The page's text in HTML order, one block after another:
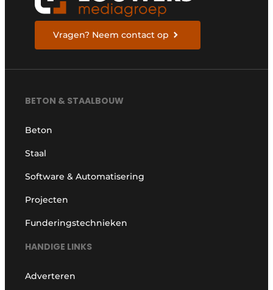
Vragen? Neem contact op
BETON & STAALBOUW
Beton
Staal
Software & Automatisering
Projecten
Funderingstechnieken
HANDIGE LINKS
Adverteren